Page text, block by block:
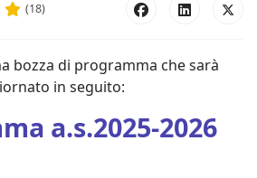
(18)
bozza di programma che sarà
in seguito:
a.s.2025-2026